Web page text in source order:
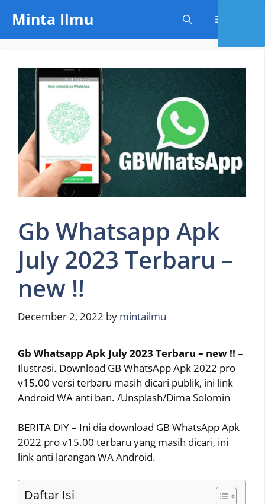
content
Minta Ilmu
Gb Whatsapp Apk
July 2023 Terbaru –
new !!
December 2, 2022 by mintailmu
Gb Whatsapp Apk July 2023 Terbaru – new !! –
Ilustrasi. Download GB WhatsApp Apk 2022 pro
v15.00 versi terbaru masih dicari publik, ini link
Android WA anti ban. /Unsplash/Dima Solomin
BERITA DIY – Ini dia download GB WhatsApp Apk
2022 pro v15.00 terbaru yang masih dicari, ini
link anti larangan WA Android.
Daftar Isi